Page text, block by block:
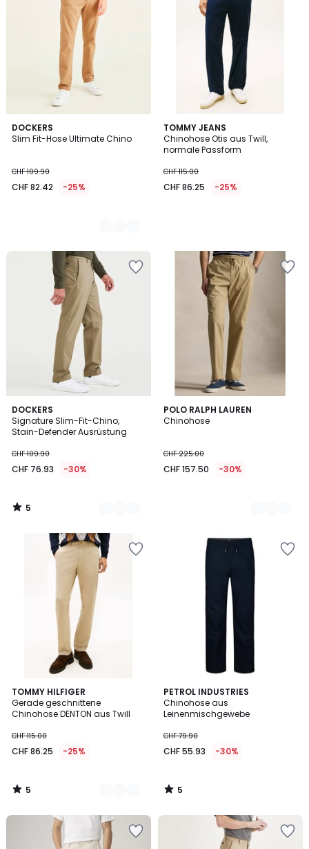
DOCKERS
Slim Fit-Hose Ultimate Chino
CHF 109.90
CHF 82.42 -25%
5
Farben
TOMMY JEANS
Chinohose Otis aus Twill,
normale Passform
CHF 115.00
CHF 86.25 -25%
DOCKERS
Signature Slim-Fit-Chino,
Stain-Defender Ausrüstung
CHF 109.90
CHF 76.93 -30%
5
/
5
2
Farben
5
/
POLO RALPH LAUREN
Chinohose
CHF 225.00
CHF 157.50 -30%
2
Farben
TOMMY HILFIGER
Gerade geschnittene
Chinohose DENTON aus Twill
CHF 115.00
CHF 86.25 -25%
5
/
5
2
Farben
5
/
PETROL INDUSTRIES
Chinohose aus
Leinenmischgewebe
CHF 79.90
CHF 55.93 -30%
5
/
5
5
/